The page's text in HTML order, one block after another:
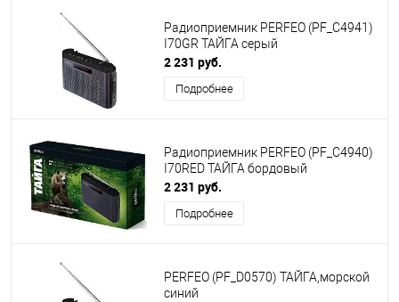
Радиоприемник PERFEO (PF_C4941)
I70GR ТАЙГА серый
2 231 руб.
Подробнее
Радиоприемник PERFEO (PF_C4940)
I70RED ТАЙГА бордовый
2 231 руб.
Подробнее
PERFEO (PF_D0570) ТАЙГА,морской
синий